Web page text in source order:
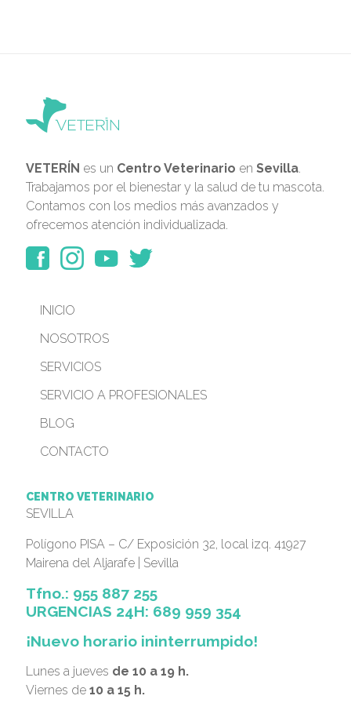
VETERÍN es un Centro Veterinario en Sevilla.
Trabajamos por el bienestar y la salud de tu mascota.
Contamos con los medios más avanzados y
ofrecemos atención individualizada.
INICIO
NOSOTROS
SERVICIOS
SERVICIO A PROFESIONALES
BLOG
CONTACTO
CENTRO VETERINARIO
SEVILLA
Polígono PISA – C/ Exposición 32, local izq. 41927
Mairena del Aljarafe | Sevilla
Tfno.: 955 887 255
URGENCIAS 24H: 689 959 354
¡Nuevo horario ininterrumpido!
Lunes a jueves de 10 a 19 h.
Viernes de 10 a 15 h.